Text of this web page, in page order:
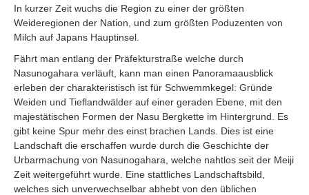
In kurzer Zeit wuchs die Region zu einer der größten
Weideregionen der Nation, und zum größten Poduzenten von
Milch auf Japans Hauptinsel.
Fährt man entlang der Präfekturstraße welche durch
Nasunogahara verläuft, kann man einen Panoramaausblick
erleben der charakteristisch ist für Schwemmkegel: Gründe
Weiden und Tieflandwälder auf einer geraden Ebene, mit den
majestätischen Formen der Nasu Bergkette im Hintergrund. Es
gibt keine Spur mehr des einst brachen Lands. Dies ist eine
Landschaft die erschaffen wurde durch die Geschichte der
Urbarmachung von Nasunogahara, welche nahtlos seit der Meiji
Zeit weitergeführt wurde. Eine stattliches Landschaftsbild,
welches sich unverwechselbar abhebt von den üblichen